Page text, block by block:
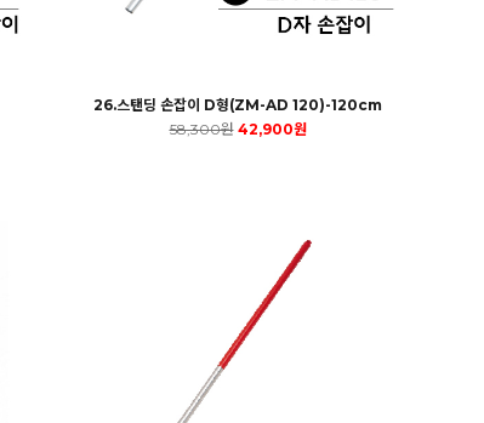
26.스탠딩 손잡이 D형(ZM-AD 120)-120cm
58,300원 42,900원